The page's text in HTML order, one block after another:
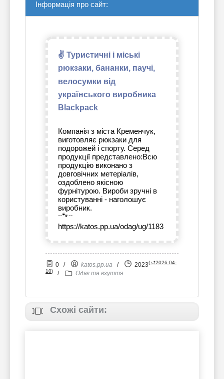
Інформація про сайт:
✌ Туристичні і міські
рюкзаки, бананки, паучі,
велосумки від
українського виробника
Blackpack
Компанія з міста Кременчук,
виготовляє рюкзаки для
подорожей і спорту. Серед
продукції представлено:Всю
продукцію виконано з
довговічних метеріалів,
оздоблено якісною
фурнітурою. Вироби зручні в
користуванні - наголошує
виробник.
--🐾--
https://katos.pp.ua/odag/ug/1183
0 / katos.pp.ua / 2023( ⮍2026-04-
10) / Одяг та взуття
Схожі сайти: